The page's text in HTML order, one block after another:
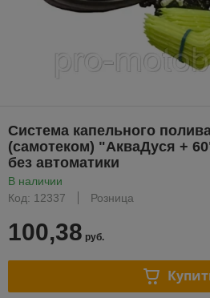
Система капельного
(самотеком) "АкваДуся +
без автоматики
В наличии
Код: 12337
Розница
100,38 руб.